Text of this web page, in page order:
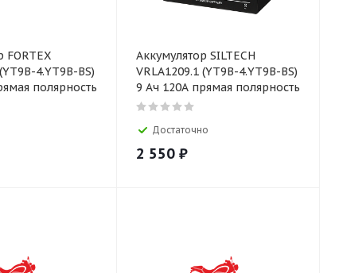
FORTEX
4.YT9B-BS)
полярность
Аккумулятор SILTECH
VRLA1209.1 (YT9B-4.YT9B-BS)
9 Ач 120А прямая полярность
Достаточно
2 550 ₽